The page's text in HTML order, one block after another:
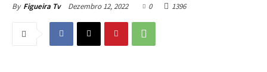
By Figueira Tv Dezembro 12, 2022 0 1396